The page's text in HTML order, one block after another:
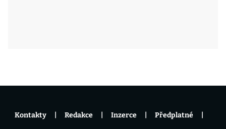
Kontakty Redakce Inzerce Předplatné